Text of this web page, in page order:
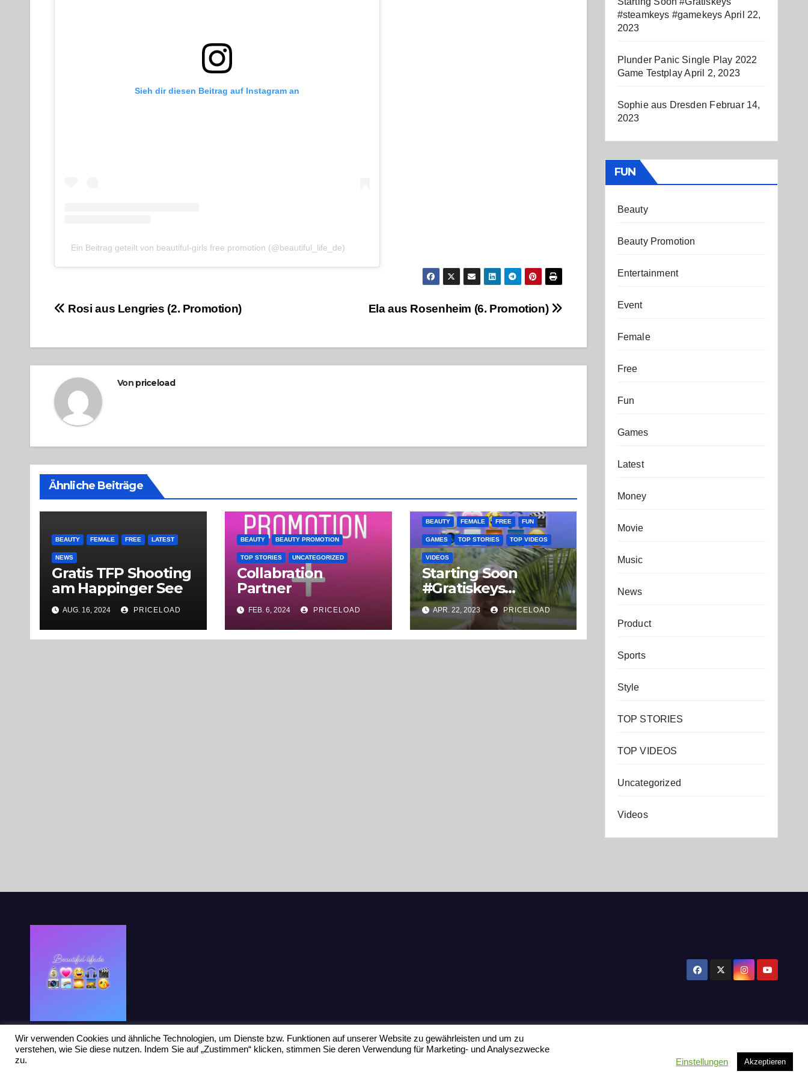
Sieh dir diesen Beitrag auf Instagram an
Ein Beitrag geteilt von beautiful-girls free promotion (@beautiful_life_de)
Beitragsnavigation Ela aus Rosenheim (6. Promotion)
Rosi aus Lengries (2. Promotion)
Von priceload
Ähnliche Beiträge
BEAUTY FEMALE FREE LATEST
NEWS
Gratis TFP Shooting
am Happinger See
AUG. 16, 2024 PRICELOAD
BEAUTY BEAUTY PROMOTION
TOP STORIES UNCATEGORIZED
Collabration
Partner
FEB. 6, 2024 PRICELOAD
BEAUTY FEMALE FREE FUN
GAMES TOP STORIES TOP VIDEOS
VIDEOS
Starting Soon
#Gratiskeys
#steamkeys
#gamekeys
APR. 22, 2023 PRICELOAD
#steamkeys #gamekeys April 22,
2023
Plunder Panic Single Play 2022
Game TestplayApril 2, 2023
Sophie aus Dresden Februar 14,
2023
FUN
Beauty
Beauty Promotion
Entertainment
Event
Female
Free
Fun
Games
Latest
Money
Movie
Music
News
Product
Sports
Style
TOP STORIES
TOP VIDEOS
Uncategorized
Videos
Impressum
Wir verwenden Cookies und ähnliche Technologien, um Dienste bzw. Funktionen auf unserer Website zu gewährleisten und um zu
verstehen, wie Sie diese nutzen. Indem Sie auf „Zustimmen“ klicken, stimmen Sie deren Verwendung für Marketing- und Analysezwecke
zu.
Einstellungen Akzeptieren